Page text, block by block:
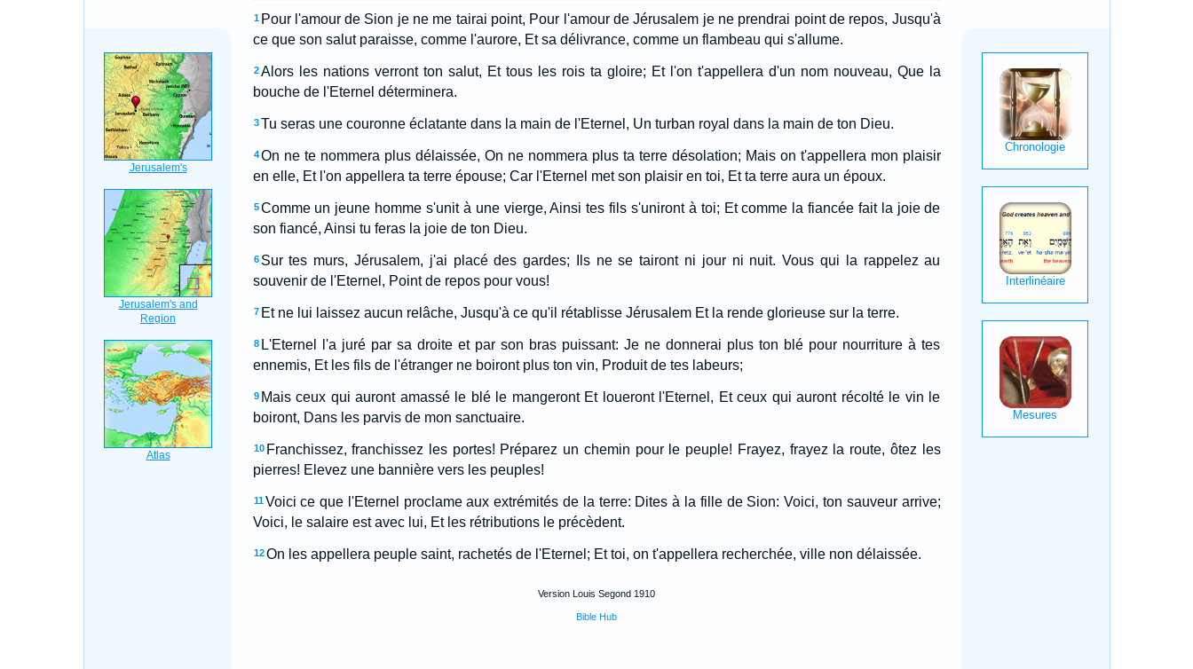
1 Pour l'amour de Sion je ne me tairai point, Pour l'amour de Jérusalem je ne prendrai point de repos, Jusqu'à
ce que son salut paraisse, comme l'aurore, Et sa délivrance, comme un flambeau qui s'allume.
2 Alors les nations verront ton salut, Et tous les rois ta gloire; Et l'on t'appellera d'un nom nouveau, Que la
bouche de l'Eternel déterminera.
3 Tu seras une couronne éclatante dans la main de l'Eternel, Un turban royal dans la main de ton Dieu.
4 On ne te nommera plus délaissée, On ne nommera plus ta terre désolation; Mais on t'appellera mon plaisir
en elle, Et l'on appellera ta terre épouse; Car l'Eternel met son plaisir en toi, Et ta terre aura un époux.
5 Comme un jeune homme s'unit à une vierge, Ainsi tes fils s'uniront à toi; Et comme la fiancée fait la joie de
son fiancé, Ainsi tu feras la joie de ton Dieu.
6 Sur tes murs, Jérusalem, j'ai placé des gardes; Ils ne se tairont ni jour ni nuit. Vous qui la rappelez au
souvenir de l'Eternel, Point de repos pour vous!
7 Et ne lui laissez aucun relâche, Jusqu'à ce qu'il rétablisse Jérusalem Et la rende glorieuse sur la terre.
8 L'Eternel l'a juré par sa droite et par son bras puissant: Je ne donnerai plus ton blé pour nourriture à tes
ennemis, Et les fils de l'étranger ne boiront plus ton vin, Produit de tes labeurs;
9 Mais ceux qui auront amassé le blé le mangeront Et loueront l'Eternel, Et ceux qui auront récolté le vin le
boiront, Dans les parvis de mon sanctuaire.
10 Franchissez, franchissez les portes! Préparez un chemin pour le peuple! Frayez, frayez la route, ôtez les
pierres! Elevez une bannière vers les peuples!
11 Voici ce que l'Eternel proclame aux extrémités de la terre: Dites à la fille de Sion: Voici, ton sauveur arrive;
Voici, le salaire est avec lui, Et les rétributions le précèdent.
12 On les appellera peuple saint, rachetés de l'Eternel; Et toi, on t'appellera recherchée, ville non délaissée.
Version Louis Segond 1910
Bible Hub